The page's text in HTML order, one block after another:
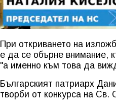
При откриването на
е да се обърне внимание,
"а именно към това да
Българският патриарх
творби от конкурса на Св.